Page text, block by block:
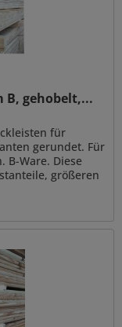
B, gehobelt,...
für
gerundet. Für
B-Ware. Diese
größeren